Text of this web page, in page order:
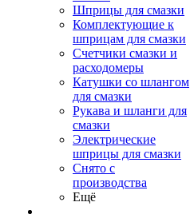
Шприцы для смазки
Комплектующие к
шприцам для смазки
Счетчики смазки и
расходомеры
Катушки со шлангом
для смазки
Рукава и шланги для
смазки
Электрические
шприцы для смазки
Снято с
производства
Ещё